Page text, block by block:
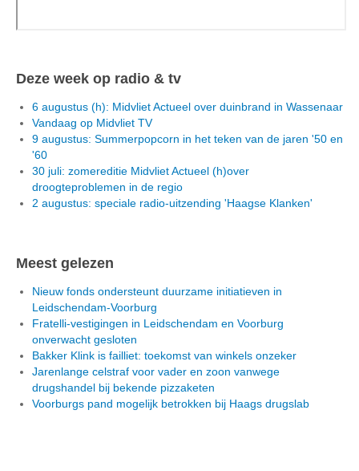
Deze week op radio & tv
6 augustus (h): Midvliet Actueel over duinbrand in Wassenaar
Vandaag op Midvliet TV
9 augustus: Summerpopcorn in het teken van de jaren '50 en
'60
30 juli: zomereditie Midvliet Actueel (h)over
droogteproblemen in de regio
2 augustus: speciale radio-uitzending 'Haagse Klanken'
Meest gelezen
Nieuw fonds ondersteunt duurzame initiatieven in
Leidschendam-Voorburg
Fratelli-vestigingen in Leidschendam en Voorburg
onverwacht gesloten
Bakker Klink is failliet: toekomst van winkels onzeker
Jarenlange celstraf voor vader en zoon vanwege
drugshandel bij bekende pizzaketen
Voorburgs pand mogelijk betrokken bij Haags drugslab